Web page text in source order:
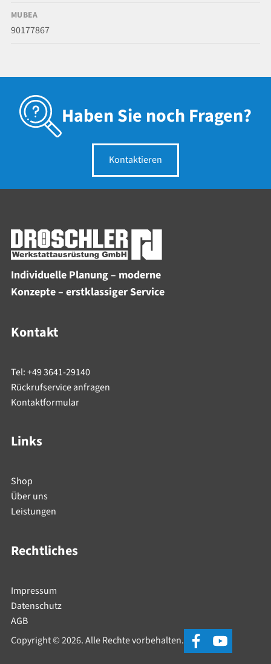
MUBEA
90177867
Haben Sie noch Fragen?
Kontaktieren
Individuelle Planung – moderne
Konzepte – erstklassiger Service
Kontakt
Tel: +49 3641-29140
Rückrufservice anfragen
Kontaktformular
Links
Shop
Über uns
Leistungen
Rechtliches
Impressum
Datenschutz
AGB
Copyright © 2026. Alle Rechte vorbehalten.